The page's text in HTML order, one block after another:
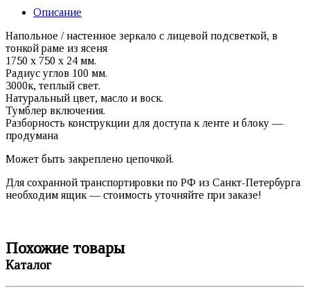
Описание
Напольное / настенное зеркало с лицевой подсветкой, в
тонкой раме из ясеня
1750 х 750 х 24 мм.
Радиус углов 100 мм.
3000к, теплый свет.
Натуральный цвет, масло и воск.
Тумблер включения.
Разборность конструкции для доступа к ленте и блоку —
продумана
Может быть закреплено цепочкой.
Для сохранной транспортировки по РФ из Санкт-Петербурга
необходим ящик — стоимость уточняйте при заказе!
Похожие товары
Каталог